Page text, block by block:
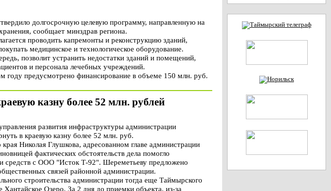
долгосрочную целевую программу, направленную на
сообщает минздрав региона.
проводить капремонты и реконструкцию зданий,
медицинское и технологическое оборудование.
позволит устранить недостатки зданий и помещений,
и персонала лечебных учреждений.
году предусмотрено финансирование в объеме 150 млн. руб.
казну более 52 млн. рублей
развития инфраструктуры администрации
в краевую казну более 52 млн. руб.
Николая Глушкова, адресованном главе администрации
фактических обстоятельств дела помогло
средств с ООО "Исток Т-92". Шереметьеву предложено
связей районной администрации.
строительства администрации тогда еще Таймырского
Озеро. За 2 дня до приемки объекта, из-за